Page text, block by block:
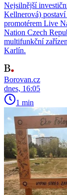
Nejsilnější
Kellnerová)
promotérem Live
Nation Czech
multifunkční
Karlín.
Borovan.cz
dnes, 16:05
1 min